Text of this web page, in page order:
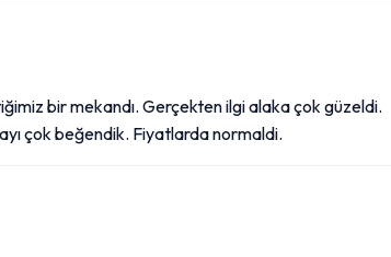
bir mekandı. Gerçekten ilgi alaka çok güzeldi.
çok beğendik. Fiyatlarda normaldi.